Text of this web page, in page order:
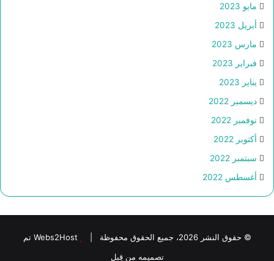
مايو 2023
أبريل 2023
مارس 2023
فبراير 2023
يناير 2023
ديسمبر 2022
نوفمبر 2022
أكتوبر 2022
سبتمبر 2022
أغسطس 2022
© حقوق النشر 2026، جميع الحقوق محفوظة |
Webs2Host تم
تصميمه من قِبل